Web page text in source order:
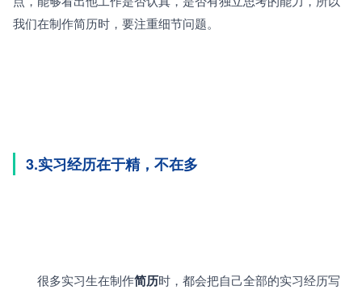
我们在制作简历时，要注重细节问题。
3.实习经历在于精，不在多
很多实习生在制作简历时，都会把自己全部的实习经历写